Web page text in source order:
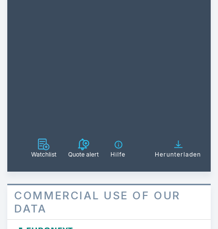
Watchlist Quote alert Hilfe Herunterladen
COMMERCIAL USE OF OUR
DATA